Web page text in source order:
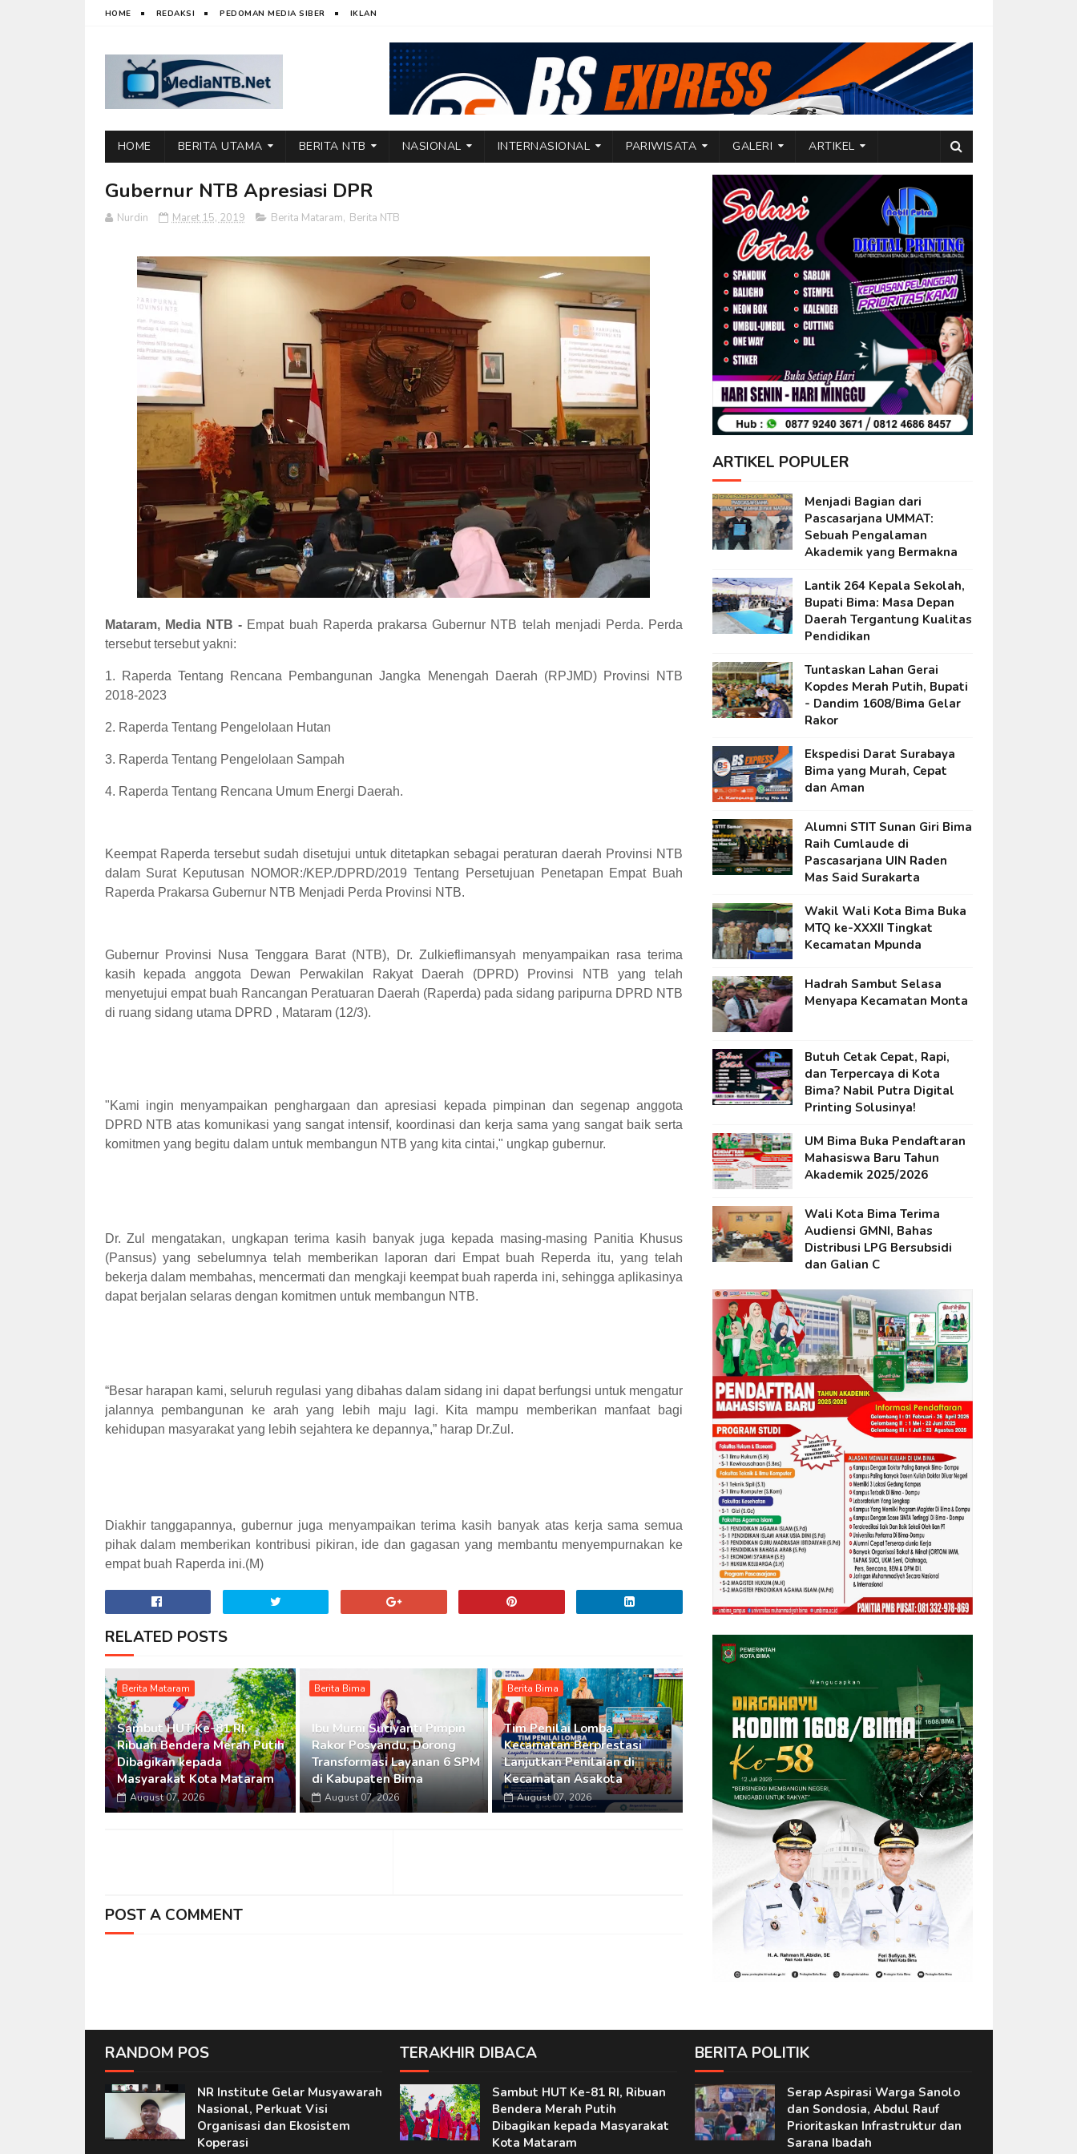
HOME REDAKSI PEDOMAN MEDIA SIBER IKLAN
HOME BERITA UTAMA BERITA NTB NASIONAL INTERNASIONAL PARIWISATA GALERI ARTIKEL
Gubernur NTB Apresiasi DPR
Nurdin Maret 15, 2019 Berita Mataram, Berita NTB
Mataram, Media NTB - Empat buah Raperda prakarsa Gubernur NTB telah menjadi Perda. Perda
tersebut tersebut yakni:
1. Raperda Tentang Rencana Pembangunan Jangka Menengah Daerah (RPJMD) Provinsi NTB
2018-2023
2. Raperda Tentang Pengelolaan Hutan
3. Raperda Tentang Pengelolaan Sampah
4. Raperda Tentang Rencana Umum Energi Daerah.
Keempat Raperda tersebut sudah disetujui untuk ditetapkan sebagai peraturan daerah Provinsi NTB
dalam Surat Keputusan NOMOR:/KEP./DPRD/2019 Tentang Persetujuan Penetapan Empat Buah
Raperda Prakarsa Gubernur NTB Menjadi Perda Provinsi NTB.
Gubernur Provinsi Nusa Tenggara Barat (NTB), Dr. Zulkieflimansyah menyampaikan rasa terima
kasih kepada anggota Dewan Perwakilan Rakyat Daerah (DPRD) Provinsi NTB yang telah
menyetujui empat buah Rancangan Peratuaran Daerah (Raperda) pada sidang paripurna DPRD NTB
di ruang sidang utama DPRD , Mataram (12/3).
"Kami ingin menyampaikan penghargaan dan apresiasi kepada pimpinan dan segenap anggota
DPRD NTB atas komunikasi yang sangat intensif, koordinasi dan kerja sama yang sangat baik serta
komitmen yang begitu dalam untuk membangun NTB yang kita cintai," ungkap gubernur.
Dr. Zul mengatakan, ungkapan terima kasih banyak juga kepada masing-masing Panitia Khusus
(Pansus) yang sebelumnya telah memberikan laporan dari Empat buah Reperda itu, yang telah
bekerja dalam membahas, mencermati dan mengkaji keempat buah raperda ini, sehingga aplikasinya
dapat berjalan selaras dengan komitmen untuk membangun NTB.
“Besar harapan kami, seluruh regulasi yang dibahas dalam sidang ini dapat berfungsi untuk mengatur
jalannya pembangunan ke arah yang lebih maju lagi. Kita mampu memberikan manfaat bagi
kehidupan masyarakat yang lebih sejahtera ke depannya,” harap Dr.Zul.
Diakhir tanggapannya, gubernur juga menyampaikan terima kasih banyak atas kerja sama semua
pihak dalam memberikan kontribusi pikiran, ide dan gagasan yang membantu menyempurnakan ke
empat buah Raperda ini.(M)
RELATED POSTS
Berita Mataram
Sambut HUT Ke-81 RI,
Ribuan Bendera Merah Putih
Dibagikan kepada
Masyarakat Kota Mataram
August 07, 2026
Berita Bima
Ibu Murni Suciyanti Pimpin
Rakor Posyandu, Dorong
Transformasi Layanan 6 SPM
di Kabupaten Bima
August 07, 2026
Berita Bima
Tim Penilai Lomba
Kecamatan Berprestasi
Lanjutkan Penilaian di
Kecamatan Asakota
August 07, 2026
POST A COMMENT
ARTIKEL POPULER
Menjadi Bagian dari
Pascasarjana UMMAT:
Sebuah Pengalaman
Akademik yang Bermakna
Lantik 264 Kepala Sekolah,
Bupati Bima: Masa Depan
Daerah Tergantung Kualitas
Pendidikan
Tuntaskan Lahan Gerai
Kopdes Merah Putih, Bupati
- Dandim 1608/Bima Gelar
Rakor
Ekspedisi Darat Surabaya
Bima yang Murah, Cepat
dan Aman
Alumni STIT Sunan Giri Bima
Raih Cumlaude di
Pascasarjana UIN Raden
Mas Said Surakarta
Wakil Wali Kota Bima Buka
MTQ ke-XXXII Tingkat
Kecamatan Mpunda
Hadrah Sambut Selasa
Menyapa Kecamatan Monta
Butuh Cetak Cepat, Rapi,
dan Terpercaya di Kota
Bima? Nabil Putra Digital
Printing Solusinya!
UM Bima Buka Pendaftaran
Mahasiswa Baru Tahun
Akademik 2025/2026
Wali Kota Bima Terima
Audiensi GMNI, Bahas
Distribusi LPG Bersubsidi
dan Galian C
RANDOM POS
NR Institute Gelar Musyawarah
Nasional, Perkuat Visi
Organisasi dan Ekosistem
Koperasi
TERAKHIR DIBACA
Sambut HUT Ke-81 RI, Ribuan
Bendera Merah Putih
Dibagikan kepada Masyarakat
Kota Mataram
BERITA POLITIK
Serap Aspirasi Warga Sanolo
dan Sondosia, Abdul Rauf
Prioritaskan Infrastruktur dan
Sarana Ibadah